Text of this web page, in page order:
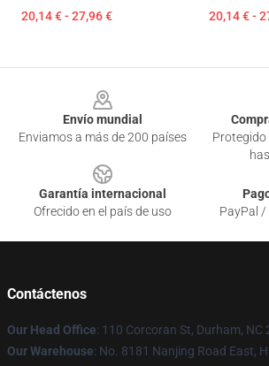
20,14 € - 27,96 € 20,14 € -
Envío mundial
Enviamos a más de 200 países
Protegido
Garantía internacional
Ofrecido en el país de uso
PayPal
Contáctenos
Our Head Office: 110 Corcoran St, Durham, NC
Our Warehouse: No. 8181 Nanjing Road East,